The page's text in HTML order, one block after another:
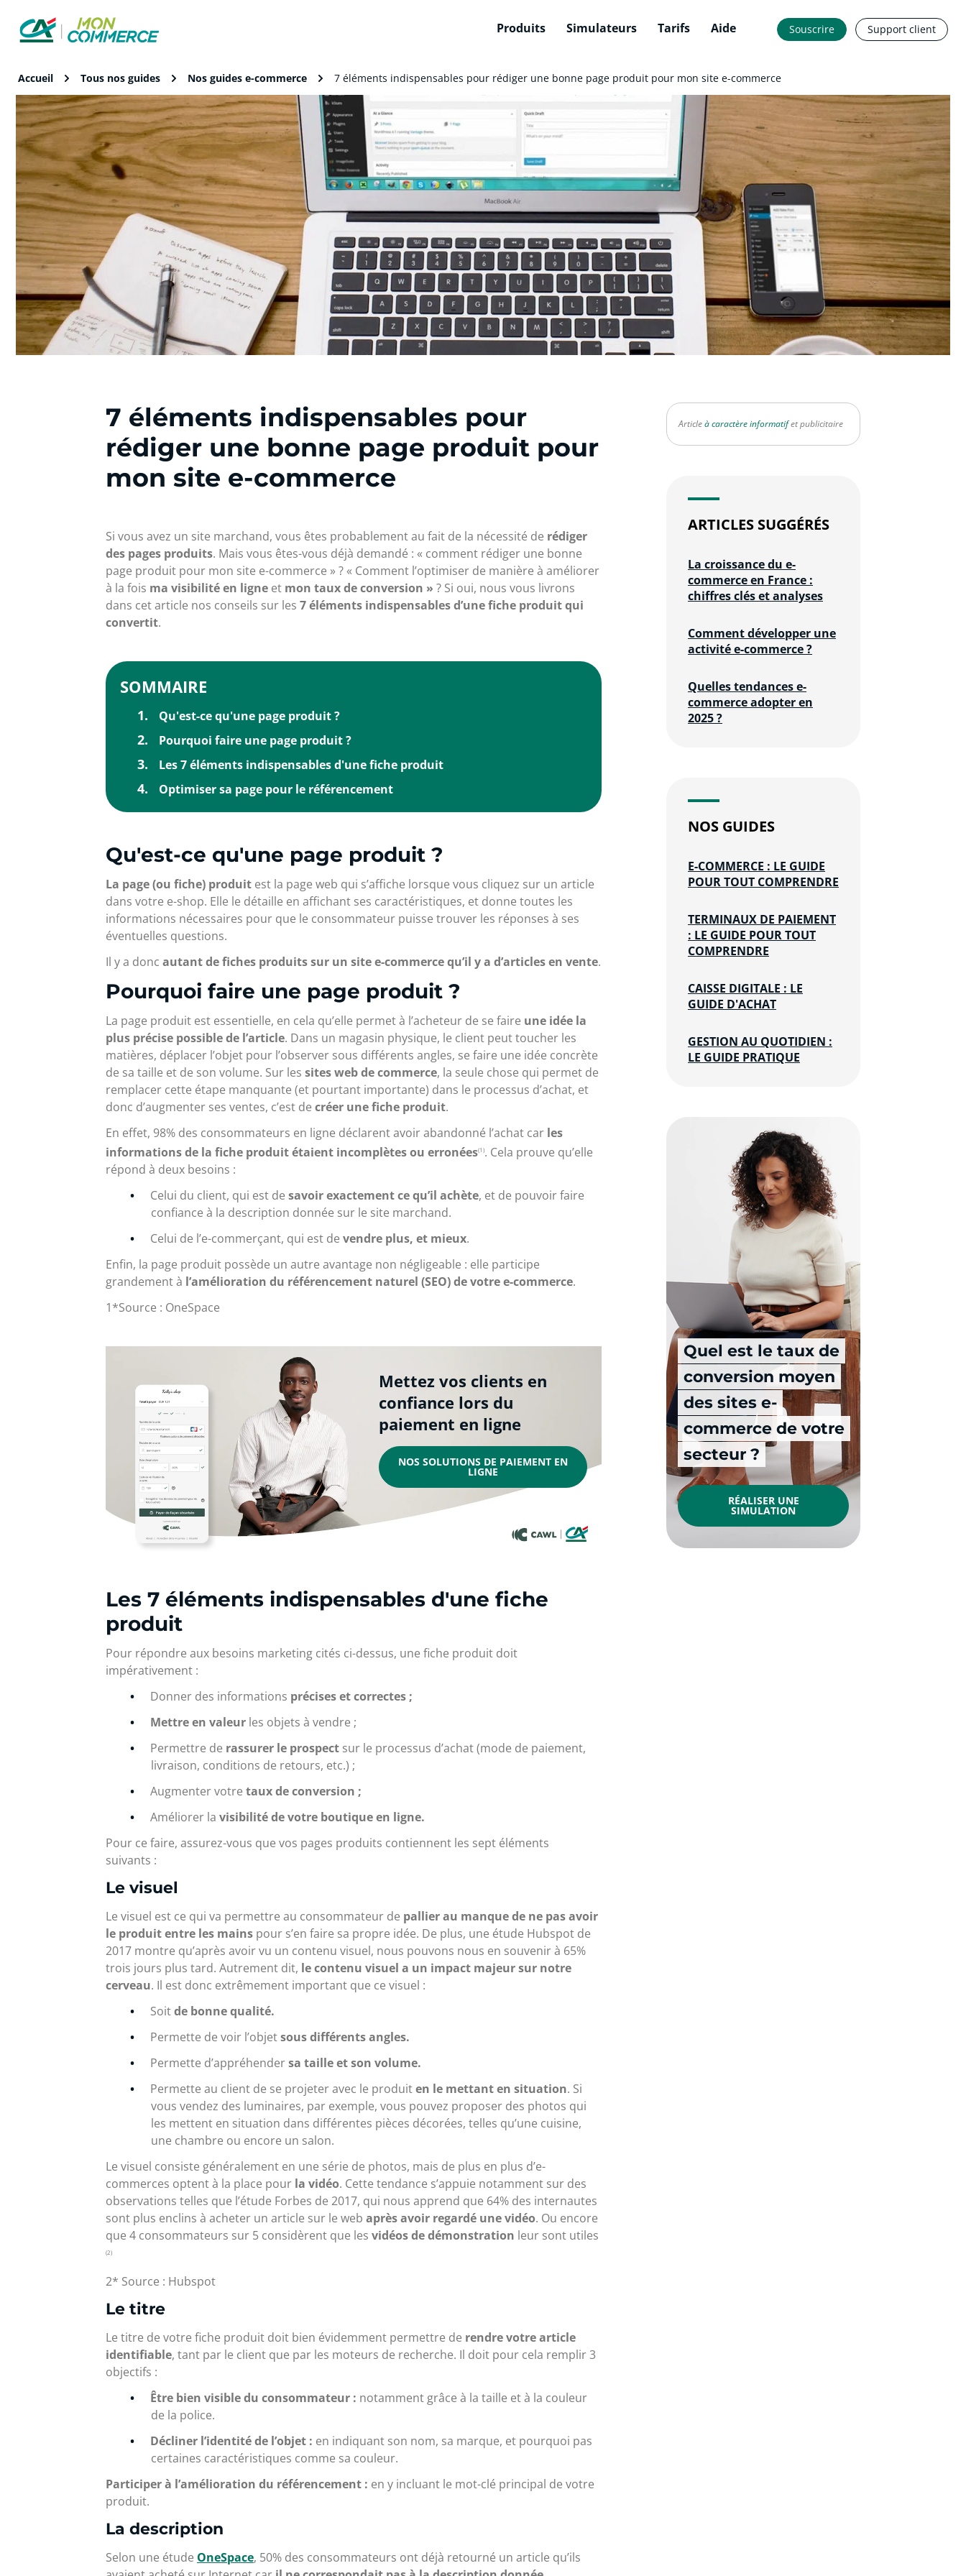
Produits Simulateurs Tarifs Aide Souscrire Support client
Accueil Tous nos guides Nos guides e-commerce 7 éléments indispensables pour rédiger une bonne page produit pour mon site e-commerce
7 éléments indispensables pour
rédiger une bonne page produit pour
mon site e-commerce
Si vous avez un site marchand, vous êtes probablement au fait de la nécessité de rédiger
des pages produits. Mais vous êtes-vous déjà demandé : « comment rédiger une bonne
page produit pour mon site e-commerce » ? « Comment l’optimiser de manière à améliorer
à la fois ma visibilité en ligne et mon taux de conversion » ? Si oui, nous vous livrons
dans cet article nos conseils sur les 7 éléments indispensables d’une fiche produit qui
convertit.
SOMMAIRE
Qu'est-ce qu'une page produit ?
Pourquoi faire une page produit ?
Les 7 éléments indispensables d'une fiche produit
Optimiser sa page pour le référencement
Qu'est-ce qu'une page produit ?
La page (ou fiche) produit est la page web qui s’affiche lorsque vous cliquez sur un article
dans votre e-shop. Elle le détaille en affichant ses caractéristiques, et donne toutes les
informations nécessaires pour que le consommateur puisse trouver les réponses à ses
éventuelles questions.
Il y a donc autant de fiches produits sur un site e-commerce qu’il y a d’articles en vente.
Pourquoi faire une page produit ?
La page produit est essentielle, en cela qu’elle permet à l’acheteur de se faire une idée la
plus précise possible de l’article. Dans un magasin physique, le client peut toucher les
matières, déplacer l’objet pour l’observer sous différents angles, se faire une idée concrète
de sa taille et de son volume. Sur les sites web de commerce, la seule chose qui permet de
remplacer cette étape manquante (et pourtant importante) dans le processus d’achat, et
donc d’augmenter ses ventes, c’est de créer une fiche produit.
En effet, 98% des consommateurs en ligne déclarent avoir abandonné l’achat car les
informations de la fiche produit étaient incomplètes ou erronées(1). Cela prouve qu’elle
répond à deux besoins :
Celui du client, qui est de savoir exactement ce qu’il achète, et de pouvoir faire
confiance à la description donnée sur le site marchand.
Celui de l’e-commerçant, qui est de vendre plus, et mieux.
Enfin, la page produit possède un autre avantage non négligeable : elle participe
grandement à l’amélioration du référencement naturel (SEO) de votre e-commerce.
1*Source : OneSpace
Mettez vos clients en
confiance lors du
paiement en ligne
NOS SOLUTIONS DE PAIEMENT EN
LIGNE
Les 7 éléments indispensables d'une fiche
produit
Pour répondre aux besoins marketing cités ci-dessus, une fiche produit doit
impérativement :
Donner des informations précises et correctes ;
Mettre en valeur les objets à vendre ;
Permettre de rassurer le prospect sur le processus d’achat (mode de paiement,
livraison, conditions de retours, etc.) ;
Augmenter votre taux de conversion ;
Améliorer la visibilité de votre boutique en ligne.
Pour ce faire, assurez-vous que vos pages produits contiennent les sept éléments
suivants :
Le visuel
Le visuel est ce qui va permettre au consommateur de pallier au manque de ne pas avoir
le produit entre les mains pour s’en faire sa propre idée. De plus, une étude Hubspot de
2017 montre qu’après avoir vu un contenu visuel, nous pouvons nous en souvenir à 65%
trois jours plus tard. Autrement dit, le contenu visuel a un impact majeur sur notre
cerveau. Il est donc extrêmement important que ce visuel :
Soitde bonne qualité.
Permette de voir l’objetsous différents angles.
Permette d’appréhendersa taille et son volume.
Permette au client de se projeter avec le produiten le mettant en situation. Si
vous vendez des luminaires, par exemple, vous pouvez proposer des photos qui
les mettent en situation dans différentes pièces décorées, telles qu’une cuisine,
une chambre ou encore un salon.
Le visuel consiste généralement en une série de photos, mais de plus en plus d’e-
commerces optent à la place pour la vidéo. Cette tendance s’appuie notamment sur des
observations telles que l’étude Forbes de 2017, qui nous apprend que 64% des internautes
sont plus enclins à acheter un article sur le web après avoir regardé une vidéo. Ou encore
que 4 consommateurs sur 5 considèrent que les vidéos de démonstration leur sont utiles
(2)
2* Source : Hubspot
Le titre
Le titre de votre fiche produit doit bien évidemment permettre de rendre votre article
identifiable, tant par le client que par les moteurs de recherche. Il doit pour cela remplir 3
objectifs :
Être bien visible du consommateur : notamment grâce à la taille et à la couleur
de la police.
Décliner l’identité de l’objet : en indiquant son nom, sa marque, et pourquoi pas
certaines caractéristiques comme sa couleur.
Participer à l’amélioration du référencement : en y incluant le mot-clé principal de votre
produit.
La description
Selon une étude OneSpace, 50% des consommateurs ont déjà retourné un article qu’ils
Articleà caractère informatifet publicitaire
ARTICLES SUGGÉRÉS
La croissance du e-
commerce en France :
chiffres clés et analyses
Comment développer une
activité e-commerce ?
Quelles tendances e-
commerce adopter en
2025 ?
NOS GUIDES
E-COMMERCE : LE GUIDE
POUR TOUT COMPRENDRE
TERMINAUX DE PAIEMENT
: LE GUIDE POUR TOUT
COMPRENDRE
CAISSE DIGITALE : LE
GUIDE D'ACHAT
GESTION AU QUOTIDIEN :
LE GUIDE PRATIQUE
Quel est le taux de
conversion moyen
des sites e-
commerce de votre
secteur ?
RÉALISER UNE
SIMULATION